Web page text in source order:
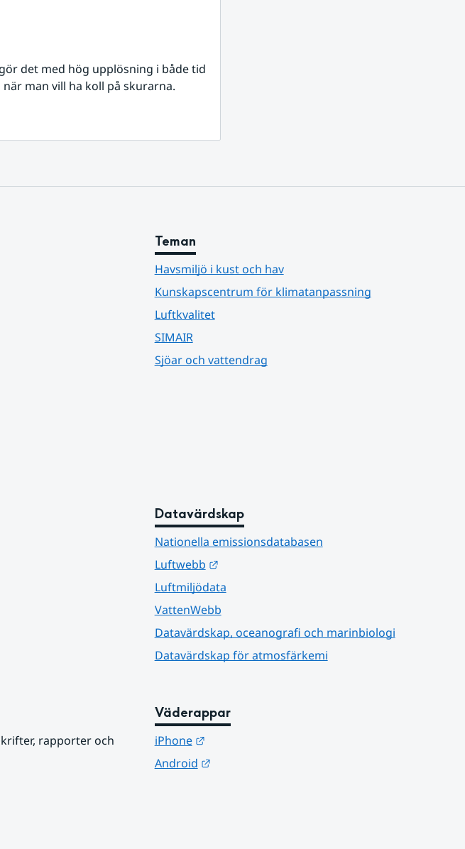
det med hög upplösning i både tid
man vill ha koll på skurarna.
Teman
Havsmiljö i kust och hav
Kunskapscentrum för klimatanpassning
Luftkvalitet
SIMAIR
Sjöar och vattendrag
Datavärdskap
Nationella emissionsdatabasen
Luftwebb
Länk till annan webbplats.
Luftmiljödata
VattenWebb
Datavärdskap, oceanografi och marinbiologi
Datavärdskap för atmosfärkemi
rapporter och
Väderappar
iPhone
Länk till annan webbplats.
Android
Länk till annan webbplats.